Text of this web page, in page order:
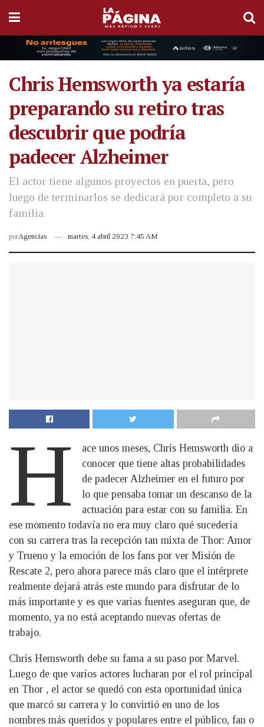
Chris Hemsworth ya estaría
preparando su retiro tras
descubrir que podría
padecer Alzheimer
El actor tiene algunos proyectos en puerta, pero
luego de terminarlos se dedicará por completo a su
familia
porAgencias martes, 4 abril 2023 7:45 AM
H
ace unos meses, Chris Hemsworth dio a
conocer que tiene altas probabilidades
de padecer Alzheimer en el futuro por
lo que pensaba tomar un descanso de la
actuación para estar con su familia. En
ese momento todavía no era muy claro qué sucedería
con su carrera tras la recepción tan mixta de Thor: Amor
y Trueno y la emoción de los fans por ver Misión de
Rescate 2, pero ahora parece más claro que el intérprete
realmente dejará atrás este mundo para disfrutar de lo
más importante y es que varias fuentes aseguran que, de
momento, ya no está aceptando nuevas ofertas de
trabajo.
Chris Hemsworth debe su fama a su paso por Marvel.
Luego de que varios actores lucharan por el rol principal
en Thor , el actor se quedó con esta oportunidad única
que marcó su carrera y lo convirtió en uno de los
nombres más queridos y populares entre el público, fan o